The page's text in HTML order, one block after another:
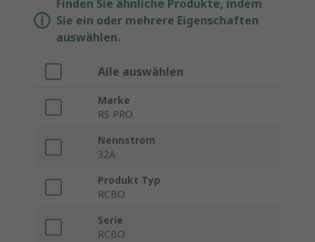
Finden Sie ähnliche Produkte, indem
Sie ein oder mehrere Eigenschaften
auswählen.
Alle auswählen
Marke
RS PRO
Nennstrom
32A
Produkt Typ
RCBO
Serie
RCBO